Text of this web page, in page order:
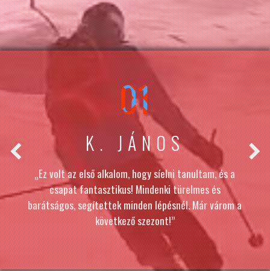
01
K. JÁNOS
„Ez volt az első alkalom, hogy síelni tanultam, és a
csapat fantasztikus! Mindenki türelmes és
barátságos, segítettek minden lépésnél. Már várom a
következő szezont!”